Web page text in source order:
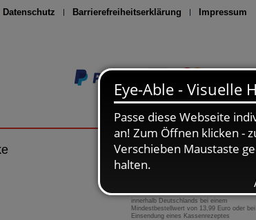
Datenschutz Barrierefreiheitserklärung Impressum
Seite drucken
0800-10 11 422
gebührenfreie Rufnummer
innerhalb Deutschlands bei einem
Mindestbestellwert von 13,99 Euro oder bei
Einsendung eines Kassenrezeptes